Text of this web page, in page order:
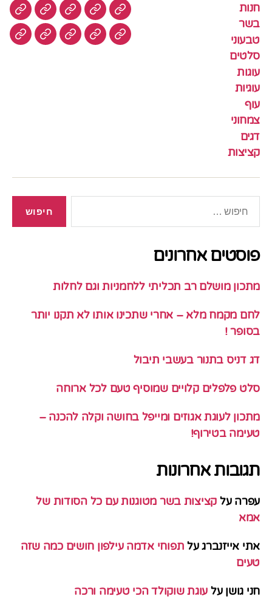
חנות
בשר
טבעוני
סלטים
עוגות
עוגיות
עוף
צמחוני
דגים
קציצות
חנות בשר טבעוניסלטים
עוגיותעוף צמחונידגים
פוסטים אחרונים
מתכון מושלם רב תכליתי ללחמניות וגם לחלות
לחם מקמח מלא – אחרי שתכינו אותו לא תקנו יותר
בסופר !
דג דניס בתנור בעשבי תיבול
סלט פלפלים קלויים שמוסיף טעם לכל ארוחה
מתכון לעוגת אגוזים ומייפל בחושה וקלה להכנה –
טעימה בטירוף!
תגובות אחרונות
עפרה על קציצות בשר מטוגנות עם כל הסודות של
אמא
אתי אייזנברגעל תפוחי אדמה עילפון חושים כמה שזה
טעים
חני גושן על עוגת שוקולד הכי טעימה ורכה